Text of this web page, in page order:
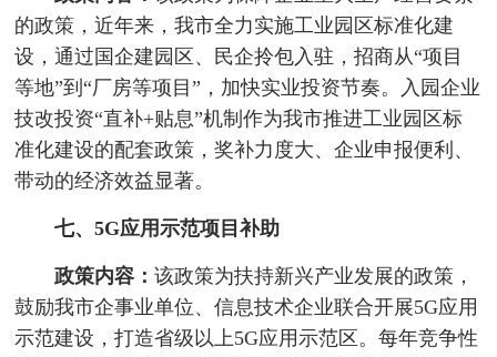
的政策，近年来，我市全力实施工业园区标准化建
设，通过国企建园区、民企拎包入驻，招商从“项目
等地”到“厂房等项目”，加快实业投资节奏。入园企业
技改投资“直补+贴息”机制作为我市推进工业园区标
准化建设的配套政策，奖补力度大、企业申报便利、
带动的经济效益显著。
七、5G应用示范项目补助
政策内容： 该政策为扶持新兴产业发展的政策，
鼓励我市企事业单位、信息技术企业联合开展5G应用
示范建设，打造省级以上5G应用示范区。每年竞争性